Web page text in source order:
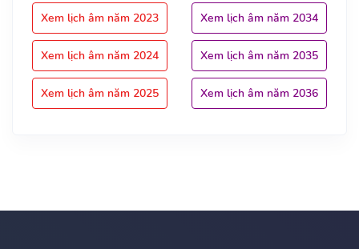
Xem lịch âm năm 2023
Xem lịch âm năm 2024
Xem lịch âm năm 2025
Xem lịch âm năm 2034
Xem lịch âm năm 2035
Xem lịch âm năm 2036